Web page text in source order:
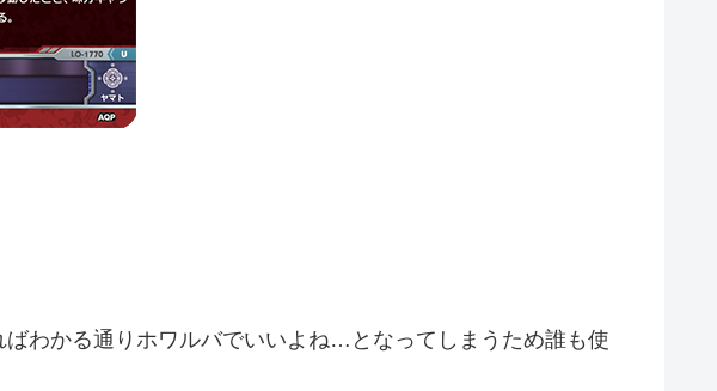
わかる通りホワルバでいいよね…となってしまうため誰も使